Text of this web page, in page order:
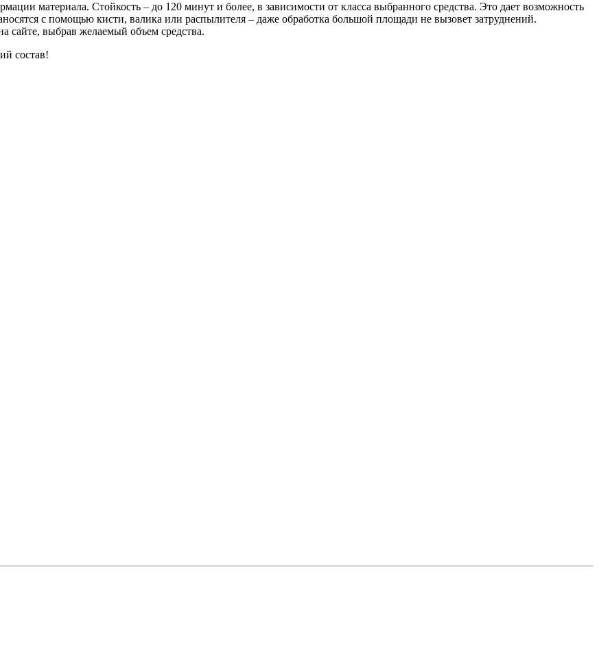
материала. Стойкость – до 120 минут и более, в зависимости от класса выбранного средства. Это дает возможность
с помощью кисти, валика или распылителя – даже обработка большой площади не вызовет затруднений.
сайте, выбрав желаемый объем средства.
состав!